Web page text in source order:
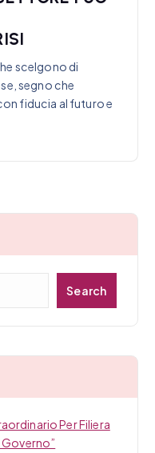
scelgono di
segno che
fiducia al futuro e
Search
Per Filiera
Governo”